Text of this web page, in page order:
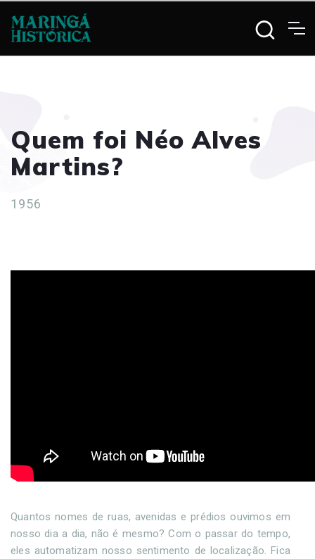
Quem foi Néo Alves
Martins?
1956
Quantos nomes de ruas, avenidas e prédios ouvimos em
nosso dia a dia, não é mesmo? Com o passar do tempo,
eles automatizam nosso sentimento de localização. Fica